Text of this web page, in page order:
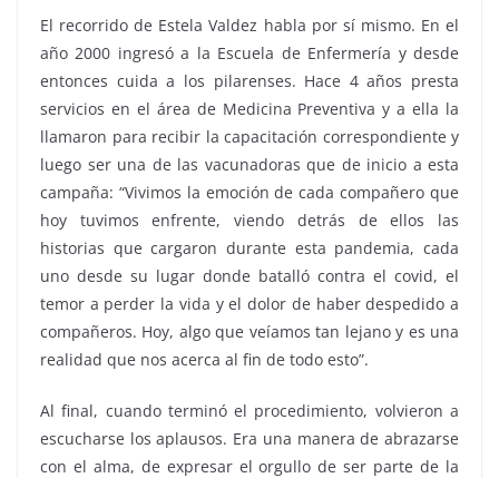
El recorrido de Estela Valdez habla por sí mismo. En el
año 2000 ingresó a la Escuela de Enfermería y desde
entonces cuida a los pilarenses. Hace 4 años presta
servicios en el área de Medicina Preventiva y a ella la
llamaron para recibir la capacitación correspondiente y
luego ser una de las vacunadoras que de inicio a esta
campaña: “Vivimos la emoción de cada compañero que
hoy tuvimos enfrente, viendo detrás de ellos las
historias que cargaron durante esta pandemia, cada
uno desde su lugar donde batalló contra el covid, el
temor a perder la vida y el dolor de haber despedido a
compañeros. Hoy, algo que veíamos tan lejano y es una
realidad que nos acerca al fin de todo esto”.
Al final, cuando terminó el procedimiento, volvieron a
escucharse los aplausos. Era una manera de abrazarse
con el alma, de expresar el orgullo de ser parte de la